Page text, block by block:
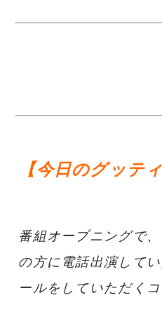
【今日のグッテ
番組オープニングで
の方に電話出演して
ールをしていただく